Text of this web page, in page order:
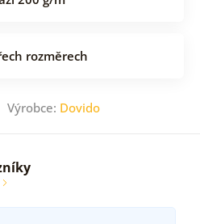
rozměrech
Výrobce: Dovido